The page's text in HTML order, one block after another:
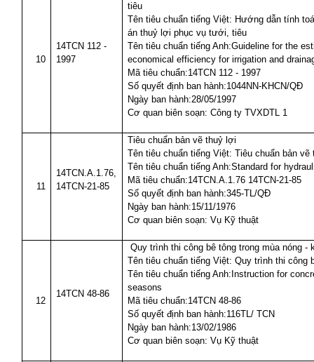
10
14TCN 112 -
1997
tiêu
Tên tiêu chuẩn tiếng Việt: Hướng dẫn tính
án thuỷ lợi phục vụ tưới, tiêu
Tên tiêu chuẩn tiếng Anh:Guideline for the
economical efficiency for irrigation and
Mã tiêu chuẩn:14TCN 112 - 1997
Số quyết định ban hành:1044NN-KHCN/QĐ
Ngày ban hành:28/05/1997
Cơ quan biên soạn: Công ty TVXDTL 1
11
14TCN.A.1.76,
14TCN-21-85
Tiêu chuẩn bản vẽ thuỷ lợi
Tên tiêu chuẩn tiếng Việt: Tiêu chuẩn bản vẽ
Tên tiêu chuẩn tiếng Anh:Standard for
Mã tiêu chuẩn:14TCN.A.1.76 14TCN-21-85
Số quyết định ban hành:345-TL/QĐ
Ngày ban hành:15/11/1976
Cơ quan biên soạn: Vụ Kỹ thuật
12
14TCN 48-86
Quy trình thi công bê tông trong mùa nóng -
Tên tiêu chuẩn tiếng Việt: Quy trình thi công
Tên tiêu chuẩn tiếng Anh:Instruction for
seasons
Mã tiêu chuẩn:14TCN 48-86
Số quyết định ban hành:116TL/ TCN
Ngày ban hành:13/02/1986
Cơ quan biên soạn: Vụ Kỹ thuật